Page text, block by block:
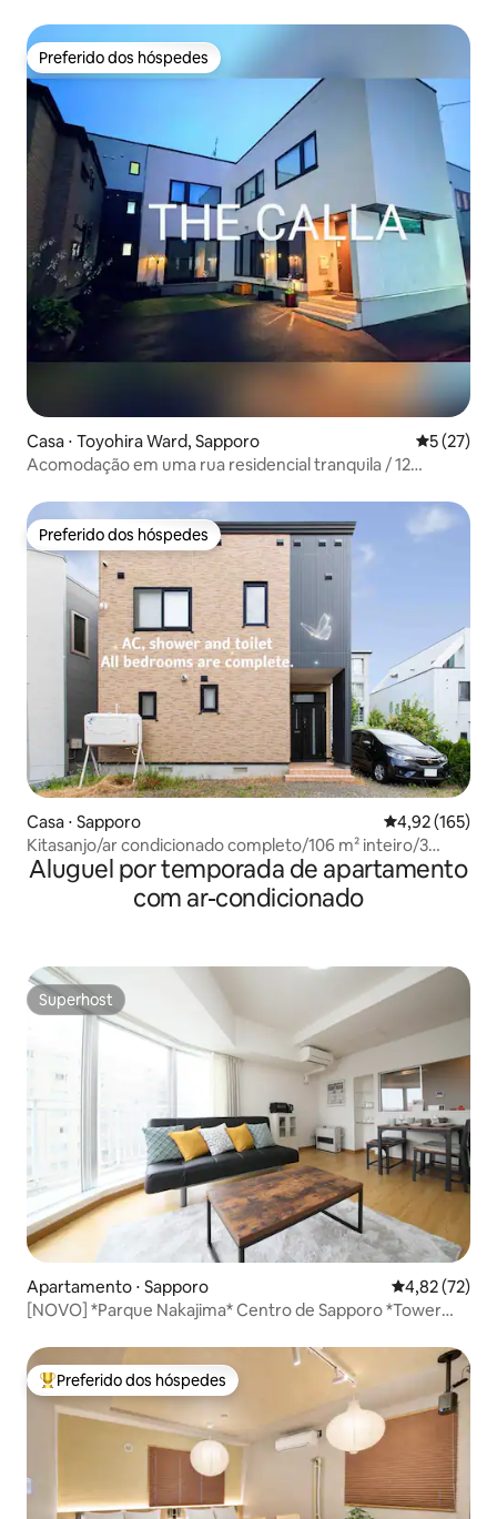
Preferido dos hóspedes
Preferido dos hóspedes
Casa ⋅ Toyohira Ward, Sapporo 5 de uma
5 (27)
Acomodação em uma rua residencial tranquila / 12
cozinha, sala de jantar, 2 quartos) / 2 banheiros / Ar-
condicionado em todos os cômodos / Estacionamento
para 2 carros
Preferido dos hóspedes
Preferido dos hóspedes
Casa ⋅ Sapporo 4,92 de uma
4,92 (165)
Kitasanjo/ar condicionado completo/106 m² inteiro/3
quartos + 3 banheiros/estação de metrô 6
minutos/estacionamento 1 carro
Aluguel por temporada de apartamento
com ar-condicionado
Superhost
Superhost
Apartamento ⋅ Sapporo 4,82 de uma
4,82 (72)
[NOVO] *Parque Nakajima* Centro de Sapporo *Tower
Entre os melhores preferidos dos hóspedes
Preferido dos hóspedes